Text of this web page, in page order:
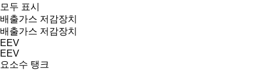
모두 표시
배출가스 저감장치
배출가스 저감장치
EEV
EEV
요소수 탱크